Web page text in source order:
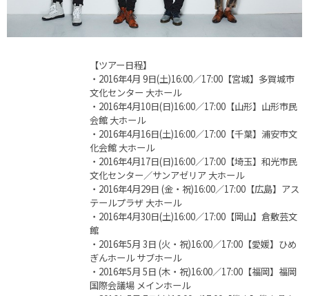
【ツアー日程】
・2016年4月 9日(土)16:00／17:00【宮城】多賀城市
文化センター 大ホール
・2016年4月10日(日)16:00／17:00【山形】山形市民
会館 大ホール
・2016年4月16日(土)16:00／17:00【千葉】浦安市文
化会館 大ホール
・2016年4月17日(日)16:00／17:00【埼玉】和光市民
文化センター／サンアゼリア 大ホール
・2016年4月29日 (金・祝)16:00／17:00【広島】アス
テールプラザ 大ホール
・2016年4月30日(土)16:00／17:00【岡山】倉敷芸文
館
・2016年5月 3日 (火・祝)16:00／17:00【愛媛】ひめ
ぎんホール サブホール
・2016年5月 5日 (木・祝)16:00／17:00【福岡】福岡
国際会議場 メインホール